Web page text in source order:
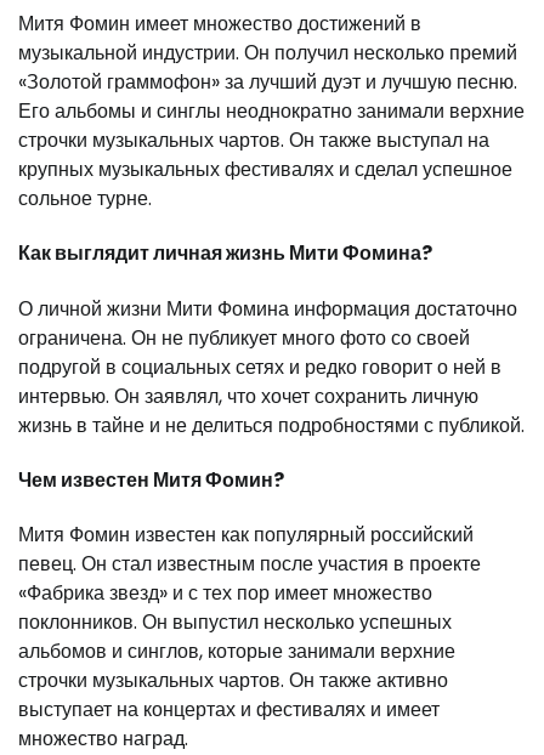
Митя Фомин имеет множество достижений в
музыкальной индустрии. Он получил несколько премий
«Золотой граммофон» за лучший дуэт и лучшую песню.
Его альбомы и синглы неоднократно занимали верхние
строчки музыкальных чартов. Он также выступал на
крупных музыкальных фестивалях и сделал успешное
сольное турне.
Как выглядит личная жизнь Мити Фомина?
О личной жизни Мити Фомина информация достаточно
ограничена. Он не публикует много фото со своей
подругой в социальных сетях и редко говорит о ней в
интервью. Он заявлял, что хочет сохранить личную
жизнь в тайне и не делиться подробностями с публикой.
Чем известен Митя Фомин?
Митя Фомин известен как популярный российский
певец. Он стал известным после участия в проекте
«Фабрика звезд» и с тех пор имеет множество
поклонников. Он выпустил несколько успешных
альбомов и синглов, которые занимали верхние
строчки музыкальных чартов. Он также активно
выступает на концертах и фестивалях и имеет
множество наград.